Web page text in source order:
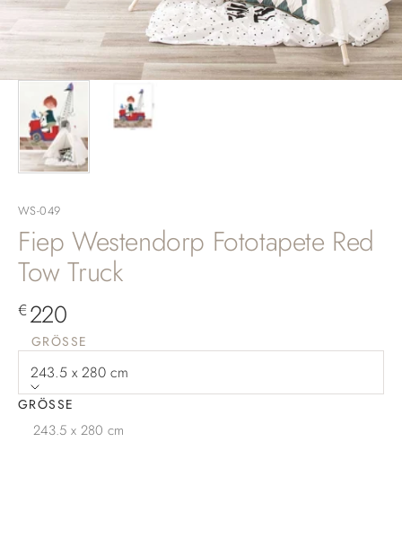
WS-049
Fiep Westendorp Fototapete Red
Tow Truck
Angebot
€220
GRÖSSE
243.5 x 280 cm
GRÖSSE
243.5 x 280 cm